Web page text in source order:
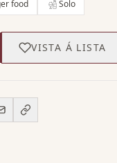
food Solo
VISTA Á LISTA